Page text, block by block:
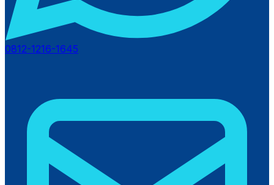
0812-1216-1645